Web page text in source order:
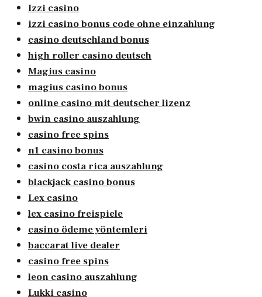
Izzi casino
izzi casino bonus code ohne einzahlung
casino deutschland bonus
high roller casino deutsch
Magius casino
magius casino bonus
online casino mit deutscher lizenz
bwin casino auszahlung
casino free spins
n1 casino bonus
casino costa rica auszahlung
blackjack casino bonus
Lex casino
lex casino freispiele
casino ödeme yöntemleri
baccarat live dealer
casino free spins
leon casino auszahlung
Lukki casino